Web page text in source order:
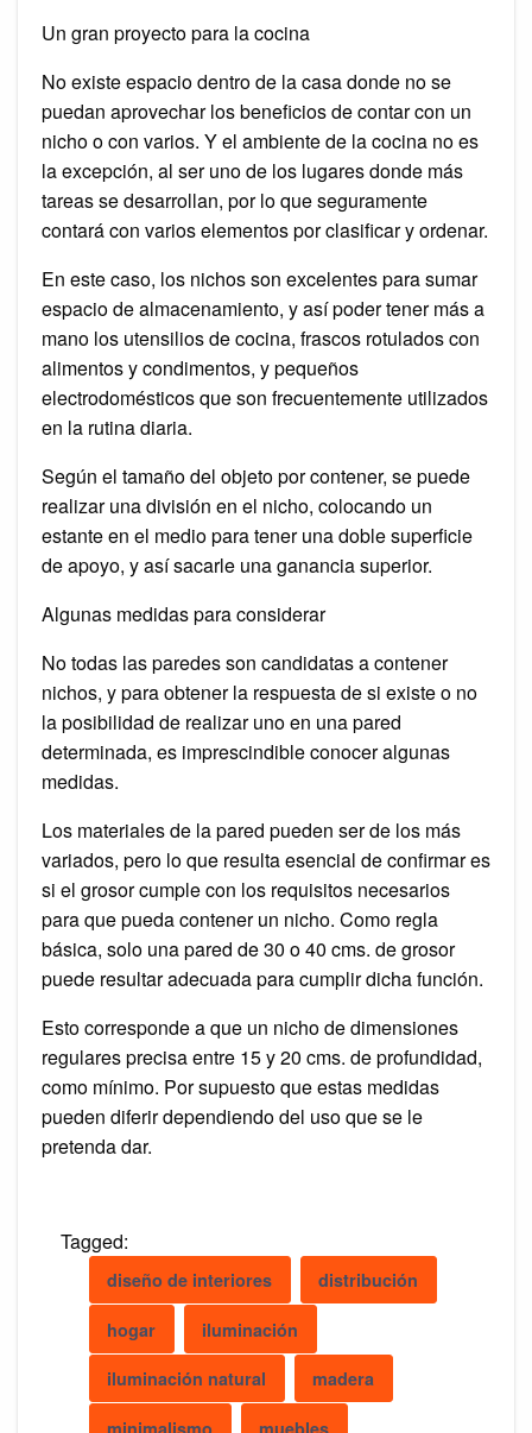
Un gran proyecto para la cocina
No existe espacio dentro de la casa donde no se
puedan aprovechar los beneficios de contar con un
nicho o con varios. Y el ambiente de la cocina no es
la excepción, al ser uno de los lugares donde más
tareas se desarrollan, por lo que seguramente
contará con varios elementos por clasificar y ordenar.
En este caso, los nichos son excelentes para sumar
espacio de almacenamiento, y así poder tener más a
mano los utensilios de cocina, frascos rotulados con
alimentos y condimentos, y pequeños
electrodomésticos que son frecuentemente utilizados
en la rutina diaria.
Según el tamaño del objeto por contener, se puede
realizar una división en el nicho, colocando un
estante en el medio para tener una doble superficie
de apoyo, y así sacarle una ganancia superior.
Algunas medidas para considerar
No todas las paredes son candidatas a contener
nichos, y para obtener la respuesta de si existe o no
la posibilidad de realizar uno en una pared
determinada, es imprescindible conocer algunas
medidas.
Los materiales de la pared pueden ser de los más
variados, pero lo que resulta esencial de confirmar es
si el grosor cumple con los requisitos necesarios
para que pueda contener un nicho. Como regla
básica, solo una pared de 30 o 40 cms. de grosor
puede resultar adecuada para cumplir dicha función.
Esto corresponde a que un nicho de dimensiones
regulares precisa entre 15 y 20 cms. de profundidad,
como mínimo. Por supuesto que estas medidas
pueden diferir dependiendo del uso que se le
pretenda dar.
Tagged:
diseño de interiores distribución
hogar iluminación
iluminación natural madera
minimalismo muebles